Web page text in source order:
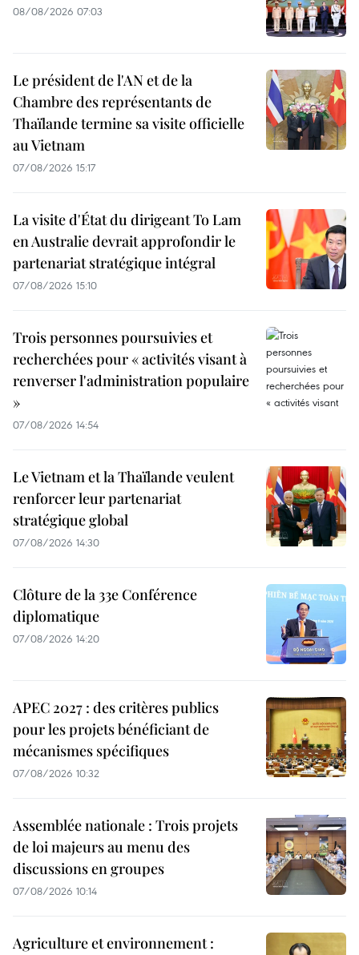
08/08/2026 07:03
Le président de l'AN et de la
Chambre des représentants de
Thaïlande termine sa visite officielle
au Vietnam
07/08/2026 15:17
La visite d'État du dirigeant To Lam
en Australie devrait approfondir le
partenariat stratégique intégral
07/08/2026 15:10
Trois personnes poursuivies et
recherchées pour « activités visant à
renverser l'administration populaire
»
07/08/2026 14:54
Le Vietnam et la Thaïlande veulent
renforcer leur partenariat
stratégique global
07/08/2026 14:30
Clôture de la 33e Conférence
diplomatique
07/08/2026 14:20
APEC 2027 : des critères publics
pour les projets bénéficiant de
mécanismes spécifiques
07/08/2026 10:32
Assemblée nationale : Trois projets
de loi majeurs au menu des
discussions en groupes
07/08/2026 10:14
Agriculture et environnement :